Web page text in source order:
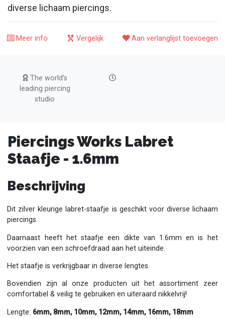
diverse lichaam piercings.
Meer info Vergelijk Aan verlanglijst toevoegen
The world’s
leading piercing
studio
Piercings Works Labret
Staafje - 1.6mm
Beschrijving
Dit zilver kleurige labret-staafje is geschikt voor diverse lichaam
piercings.
Daarnaast heeft het staafje een dikte van 1.6mm en is het
voorzien van een schroefdraad aan het uiteinde.
Het staafje is verkrijgbaar in diverse lengtes.
Bovendien zijn al onze producten uit het assortiment zeer
comfortabel & veilig te gebruiken en uiteraard nikkelvrij!
Lengte: 6mm, 8mm, 10mm, 12mm, 14mm, 16mm, 18mm